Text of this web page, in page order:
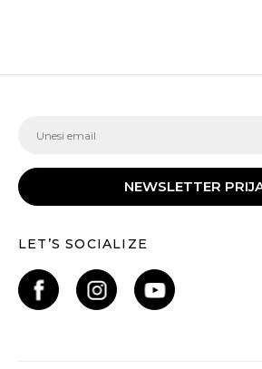
NEWSLETTER
LET’S SOCIALIZE